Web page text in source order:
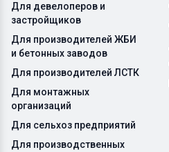
Для девелоперов и
застройщиков
Для производителей ЖБИ
и бетонных заводов
Для производителей ЛСТК
Для монтажных
организаций
Для сельхоз предприятий
Для производственных